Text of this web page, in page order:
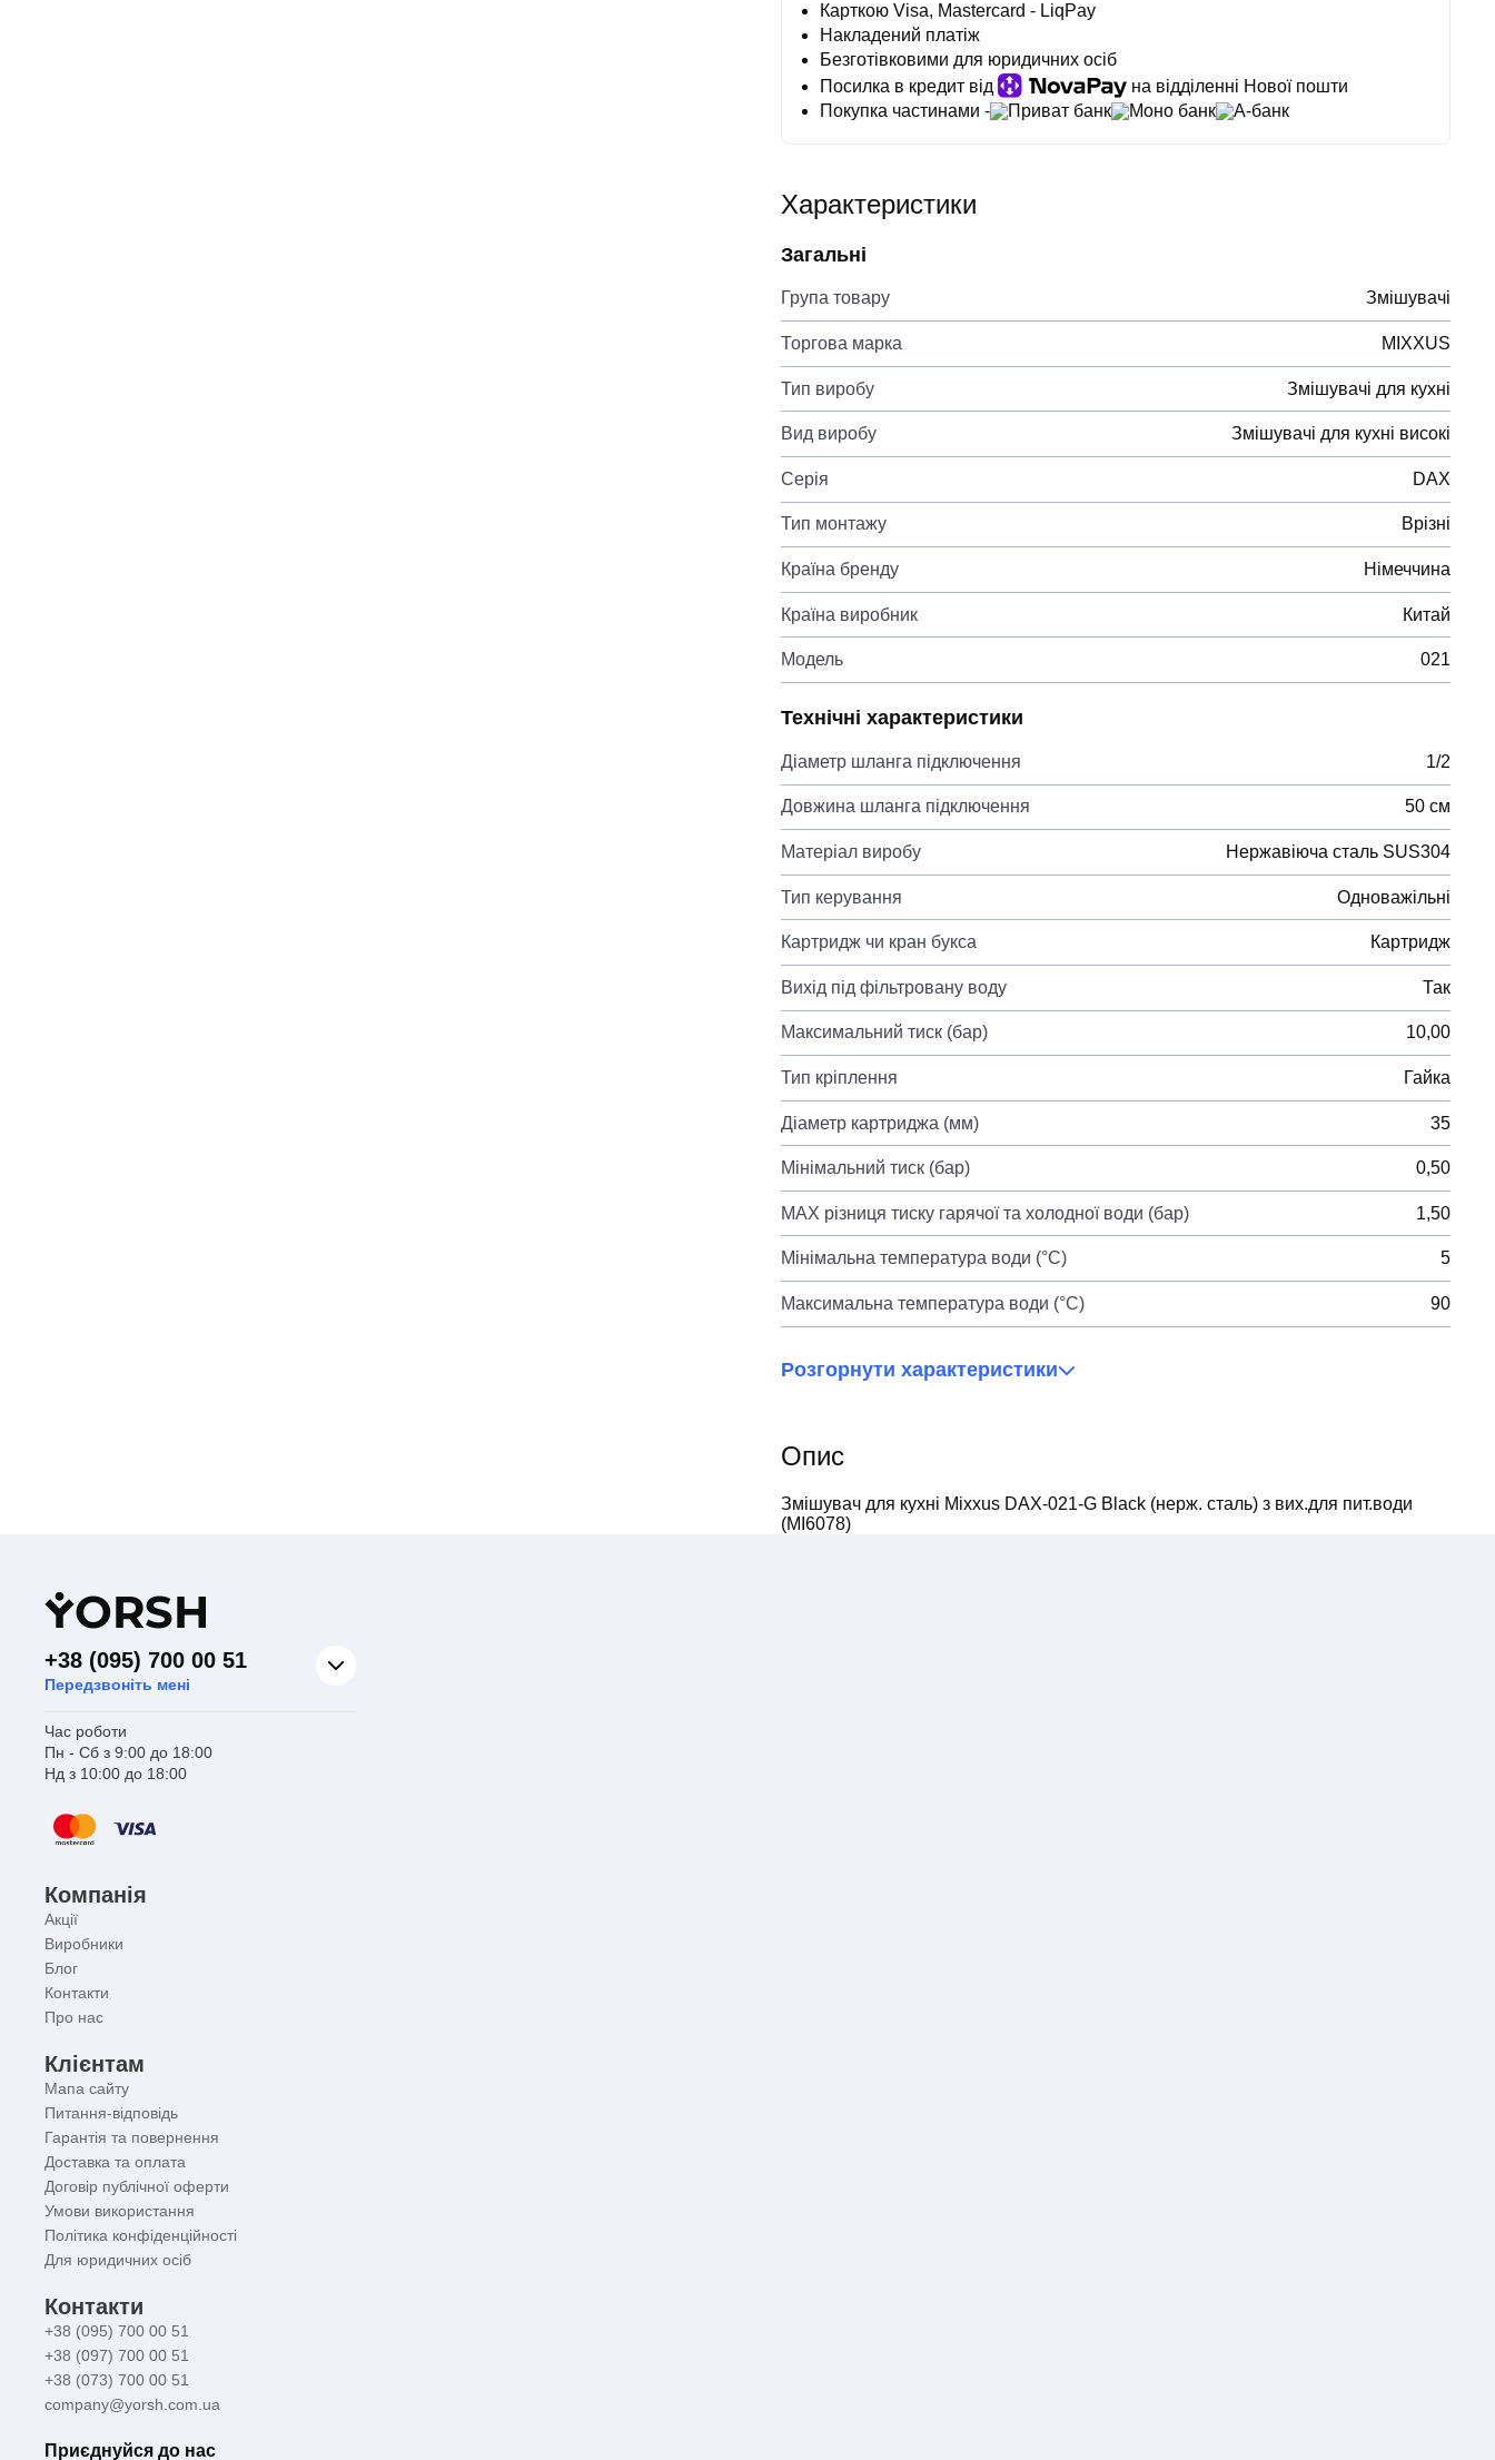
Карткою Visa, Mastercard - LiqPay
Накладений платіж
Безготівковими для юридичних осіб
Посилка в кредит від
на відділенні Нової пошти
Покупка частинами -
Приват банк Моно банк А-банк
Характеристики
Загальні
Група товару Змішувачі
Торгова марка MIXXUS
Тип виробу Змішувачі для кухні
Вид виробу Змішувачі для кухні високі
Серія DAX
Тип монтажу Врізні
Країна бренду Німеччина
Країна виробник Китай
Модель 021
Технічні характеристики
Діаметр шланга підключення 1/2
Довжина шланга підключення 50 см
Матеріал виробу Нержавіюча сталь SUS304
Тип керування Одноважільні
Картридж чи кран букса Картридж
Вихід під фільтровану воду Так
Максимальний тиск (бар) 10,00
Тип кріплення Гайка
Діаметр картриджа (мм) 35
Мінімальний тиск (бар) 0,50
MAX різниця тиску гарячої та холодної води (бар) 1,50
Мінімальна температура води (°C) 5
Максимальна температура води (°C) 90
Розгорнути характеристики
Опис
Змішувач для кухні Mixxus DAX-021-G Black (нерж. сталь) з вих.для пит.води
(MI6078)
YORSH
+38 (095) 700 00 51
Передзвоніть мені
Час роботи
Пн - Сб з 9:00 до 18:00
Нд з 10:00 до 18:00
Компанія
Акції
Виробники
Блог
Контакти
Про нас
Клієнтам
Мапа сайту
Питання-відповідь
Гарантія та повернення
Доставка та оплата
Договір публічної оферти
Умови використання
Політика конфіденційності
Для юридичних осіб
Контакти
+38 (095) 700 00 51
+38 (097) 700 00 51
+38 (073) 700 00 51
company@yorsh.com.ua
Приєднуйся до нас